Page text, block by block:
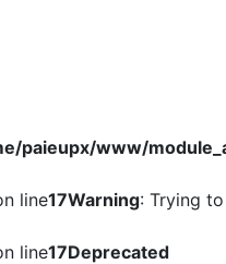
paieupx/www/
line17Warning: Trying
line17Deprecated